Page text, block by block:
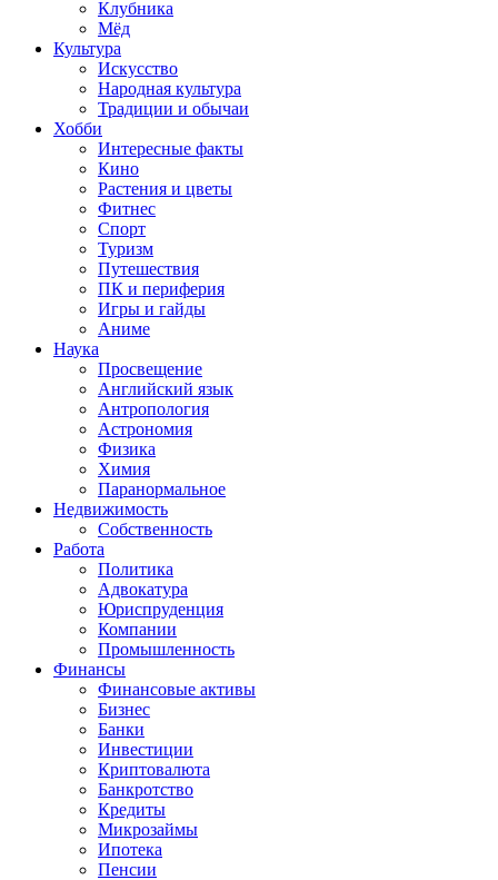
Клубника
Мёд
Культура
Искусство
Народная культура
Традиции и обычаи
Хобби
Интересные факты
Кино
Растения и цветы
Фитнес
Спорт
Туризм
Путешествия
ПК и периферия
Игры и гайды
Аниме
Наука
Просвещение
Английский язык
Антропология
Астрономия
Физика
Химия
Паранормальное
Недвижимость
Собственность
Работа
Политика
Адвокатура
Юриспруденция
Компании
Промышленность
Финансы
Финансовые активы
Бизнес
Банки
Инвестиции
Криптовалюта
Банкротство
Кредиты
Микрозаймы
Ипотека
Пенсии